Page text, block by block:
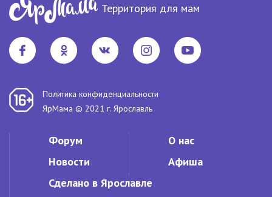
Территория для мам
Политика конфиденциальности
ЯрМама © 2021 г. Ярославль
Форум
Новости
О нас
Афиша
Сделано в Ярославле